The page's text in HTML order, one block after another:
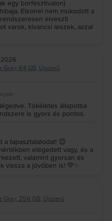
Bionic (7 nm+) chip-es processzort,
iPhone 11 Pro mennyivel
mint a régebbi iPhone telefonok.
11 Pro hibátlanul végrehajtja a
másik két iPhone telefon, az iPhone
kérdőjelezhető meg. Ha Apple
arcfelismerő funkciót, szinte
továbbra is van
amelyet a készülék feloldásához
11 Pro telefonnal kapcsolatban
az Apple iPhone 11 Pro?
hálózatfüggetlenül
meglévő és kompatibilis SIM-
a SIM-tálcát, majd
töltő?
csomagolunk töltőt, ha a Rejoy.hu-n
töltőt a kosárba helyezted.
egy borfesztivalon)
Elsonel nem mukodott a
elveszti
varok, kivancsi leszek, azzal
2026
Gray, 64 GB, Újszerű
Tökéletes állapotba
is gyors és pontos.
a tapasztalatodat! 😊
elégedett vagy, és a
valamint gyorsan és
vissza a jövőben is! 💚✨
Gray, 256 GB, Újszerű